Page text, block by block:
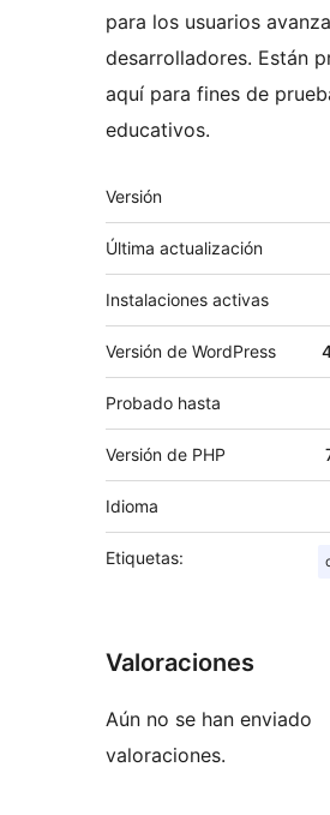
para los usuarios
desarrolladores. Están
aquí para fines de
educativos.
Meta
Versión
Última actualización
Instalaciones activas
Versión de WordPress
Probado hasta
Versión de PHP
Idioma
Etiquetas:
Valoraciones
Aún no se han enviado
valoraciones.